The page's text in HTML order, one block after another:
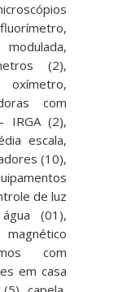
(2),
com
IRGA (2),
escala,
(10),
de luz
(01),
com
em casa